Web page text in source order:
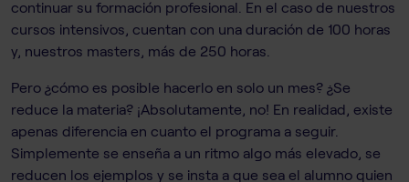
continuar su formación profesional. En el caso de nuestros
cursos intensivos, cuentan con una duración de 100 horas
y, nuestros masters, más de 250 horas.
Pero ¿cómo es posible hacerlo en solo un mes? ¿Se
reduce la materia? ¡Absolutamente, no! En realidad, existe
apenas diferencia en cuanto el programa a seguir.
Simplemente se enseña a un ritmo algo más elevado, se
reducen los ejemplos y se insta a que sea el alumno quien